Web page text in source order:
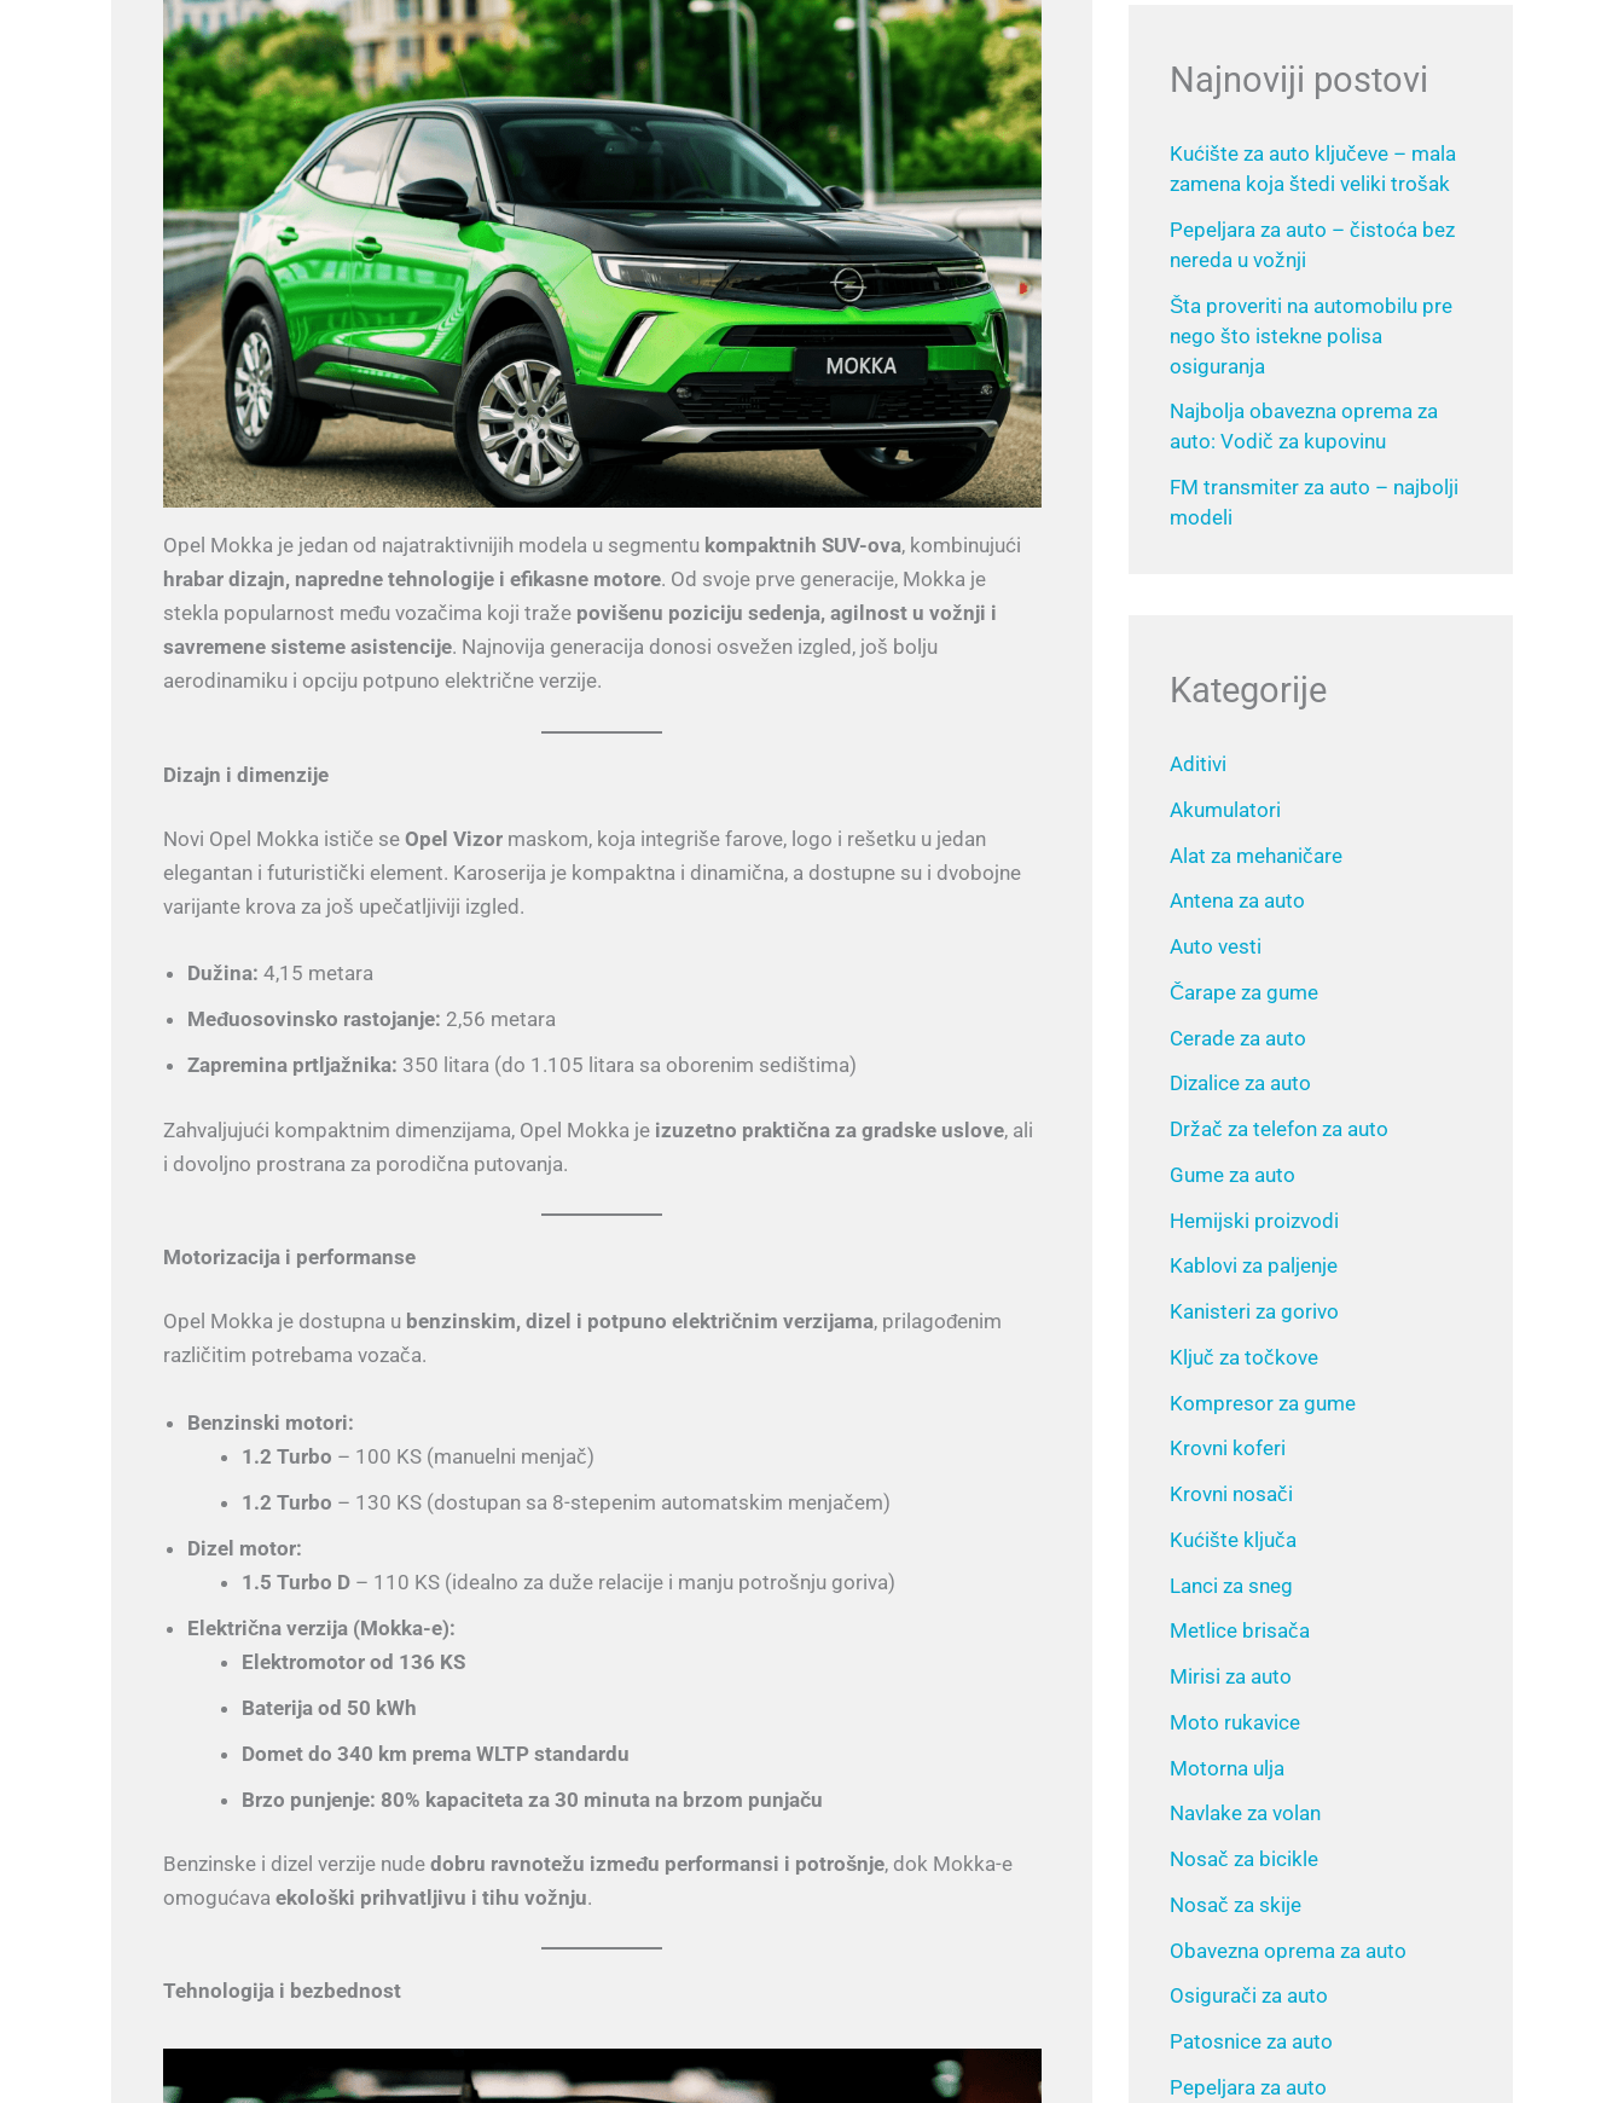
Opel Mokka je jedan od najatraktivnijih modela u segmentu kompaktnih SUV-ova, kombinujući
hrabar dizajn, napredne tehnologije i efikasne motore. Od svoje prve generacije, Mokka je
stekla popularnost među vozačima koji traže povišenu poziciju sedenja, agilnost u vožnji i
savremene sisteme asistencije. Najnovija generacija donosi osvežen izgled, još bolju
aerodinamiku i opciju potpuno električne verzije.
Dizajn i dimenzije
Novi Opel Mokka ističe se Opel Vizormaskom, koja integriše farove, logo i rešetku u jedan
elegantan i futuristički element. Karoserija je kompaktna i dinamična, a dostupne su i dvobojne
varijante krova za još upečatljiviji izgled.
Dužina: 4,15 metara
Međuosovinsko rastojanje: 2,56 metara
Zapremina prtljažnika: 350 litara (do 1.105 litara sa oborenim sedištima)
Zahvaljujući kompaktnim dimenzijama, Opel Mokka je izuzetno praktična za gradske uslove, ali
i dovoljno prostrana za porodična putovanja.
Motorizacija i performanse
Opel Mokka je dostupna u benzinskim, dizel i potpuno električnim verzijama, prilagođenim
različitim potrebama vozača.
Benzinski motori:
1.2 Turbo – 100 KS (manuelni menjač)
1.2 Turbo – 130 KS (dostupan sa 8-stepenim automatskim menjačem)
Dizel motor:
1.5 Turbo D – 110 KS (idealno za duže relacije i manju potrošnju goriva)
Električna verzija (Mokka-e):
Elektromotor od 136 KS
Baterija od 50 kWh
Domet do 340 km prema WLTP standardu
Brzo punjenje: 80% kapaciteta za 30 minuta na brzom punjaču
Benzinske i dizel verzije nude dobru ravnotežu između performansi i potrošnje, dok Mokka-e
omogućava ekološki prihvatljivu i tihu vožnju.
Tehnologija i bezbednost
Najnoviji postovi
Kućište za auto ključeve – mala
zamena koja štedi veliki trošak
Pepeljara za auto – čistoća bez
nereda u vožnji
Šta proveriti na automobilu pre
nego što istekne polisa
osiguranja
Najbolja obavezna oprema za
auto: Vodič za kupovinu
FM transmiter za auto – najbolji
modeli
Kategorije
Aditivi
Akumulatori
Alat za mehaničare
Antena za auto
Auto vesti
Čarape za gume
Cerade za auto
Dizalice za auto
Držač za telefon za auto
Gume za auto
Hemijski proizvodi
Kablovi za paljenje
Kanisteri za gorivo
Ključ za točkove
Kompresor za gume
Krovni koferi
Krovni nosači
Kućište ključa
Lanci za sneg
Metlice brisača
Mirisi za auto
Moto rukavice
Motorna ulja
Navlake za volan
Nosač za bicikle
Nosač za skije
Obavezna oprema za auto
Osigurači za auto
Patosnice za auto
Pepeljara za auto